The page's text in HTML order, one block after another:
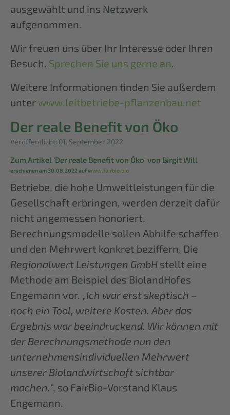
ausgewählt und ins Netzwerk
aufgenommen.
Wir freuen uns über Ihr Interesse oder Ihren
Besuch. Sprechen Sie uns gerne an
Weitere Informationen finden Sie außerdem
unter www.leitbetriebe-pflanzenbau.net
Der reale Benefit von Öko
Details
Veröffentlicht: 01. September 2022
Zum Artikel 'Der reale Benefit von Öko' von Birgit Will
erschienen am 30.08.2022 aufwww.fairbio.bio
Betriebe, die hohe Umweltleistungen für die
Gesellschaft erbringen, werden derzeit dafür
nicht angemessen honoriert.
Berechnungsmodelle sollen Abhilfe schaffen
und den Mehrwert konkret beziffern. Die
Regionalwert Leistungen GmbH stellt eine
Methode am Beispiel des BiolandHofes
Engemann vor. „ Ich war erst skeptisch –
noch ein Tool, weitere Kosten. Aber das
Ergebnis war beeindruckend. Wir können mit
der Berechnungsmethode nun den
unternehmensindividuellen Mehrwert
unserer Biolandwirtschaft sichtbar
machen. “, so FairBio-Vorstand Klaus
Engemann.